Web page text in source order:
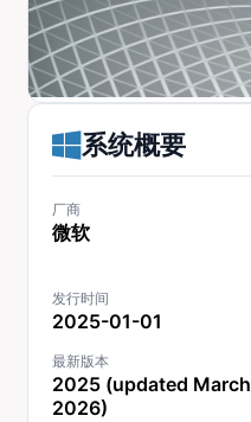
系统概要
厂商
微软
发行时间
2025-01-01
最新版本
2025 (updated March
2026)